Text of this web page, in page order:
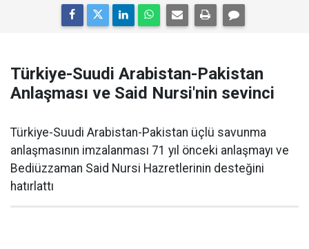
Türkiye-Suudi Arabistan-Pakistan
Anlaşması ve Said Nursi'nin sevinci
Türkiye-Suudi Arabistan-Pakistan üçlü savunma
anlaşmasının imzalanması 71 yıl önceki anlaşmayı ve
Bediüzzaman Said Nursi Hazretlerinin desteğini
hatırlattı